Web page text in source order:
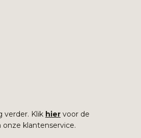
verder. Klik hier voor de
klantenservice.